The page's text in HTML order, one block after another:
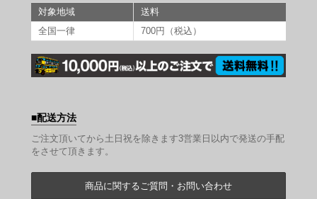
対象地域
送料
全国一律
700円（税込）
配送方法
ご注文頂いてから土日祝を除きます3営業日以内で発送の手配
をさせて頂きます。
商品に関するご質問・お問い合わせ